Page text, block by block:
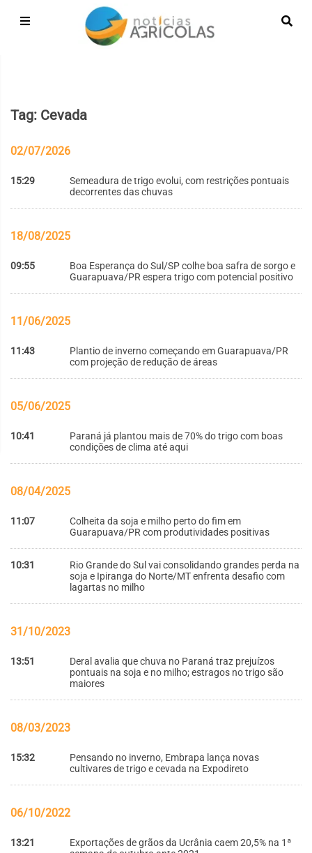
Tag: Cevada
02/07/2026
15:29
Semeadura de trigo evolui, com restrições pontuais
decorrentes das chuvas
18/08/2025
09:55
Boa Esperança do Sul/SP colhe boa safra de sorgo e
Guarapuava/PR espera trigo com potencial positivo
11/06/2025
11:43
Plantio de inverno começando em Guarapuava/PR
com projeção de redução de áreas
05/06/2025
10:41
Paraná já plantou mais de 70% do trigo com boas
condições de clima até aqui
08/04/2025
11:07
Colheita da soja e milho perto do fim em
Guarapuava/PR com produtividades positivas
10:31
Rio Grande do Sul vai consolidando grandes perda na
soja e Ipiranga do Norte/MT enfrenta desafio com
lagartas no milho
31/10/2023
13:51
Deral avalia que chuva no Paraná traz prejuízos
pontuais na soja e no milho; estragos no trigo são
maiores
08/03/2023
15:32
Pensando no inverno, Embrapa lança novas
cultivares de trigo e cevada na Expodireto
06/10/2022
13:21
Exportações de grãos da Ucrânia caem 20,5% na 1ª